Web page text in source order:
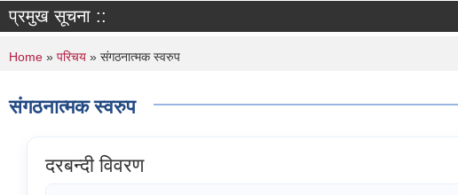
प्रमुख सूचना ::
You are here
Home » परिचय » संगठनात्मक स्वरुप
संगठनात्मक स्वरुप
दरबन्दी विवरण